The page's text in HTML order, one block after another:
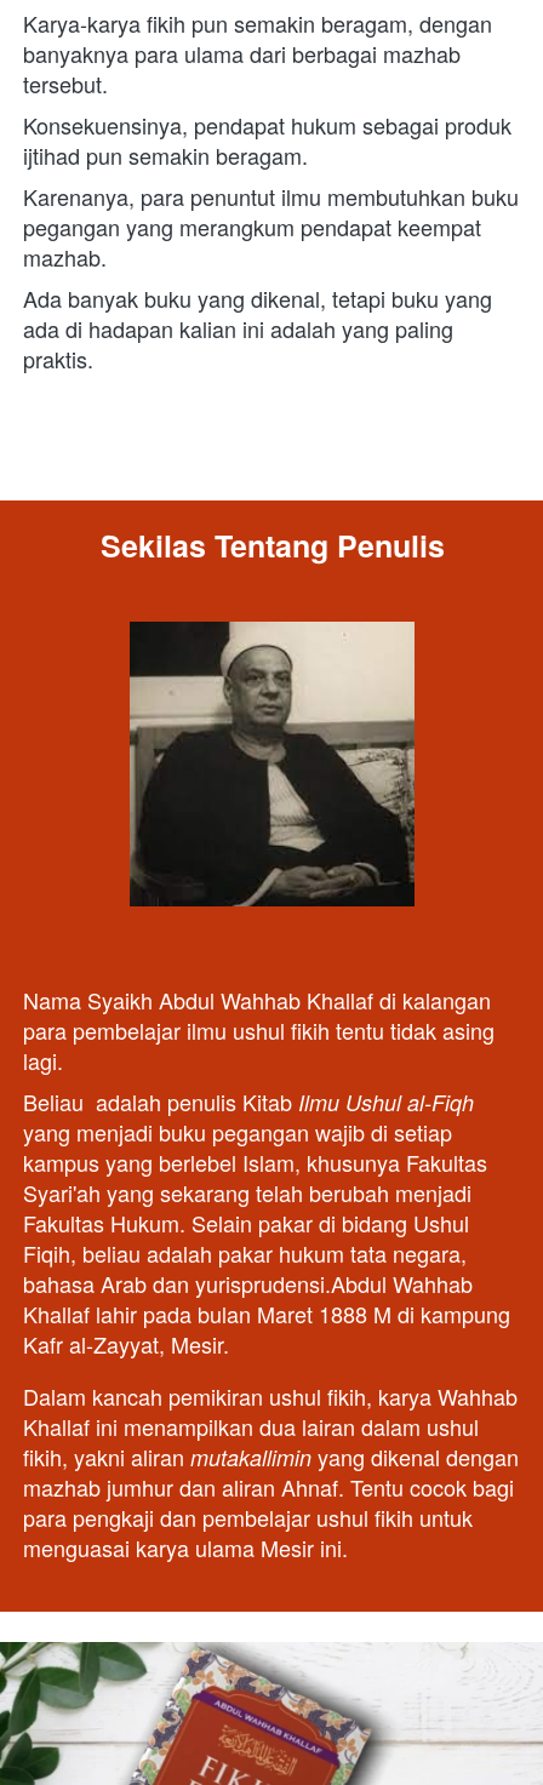
Karya-karya fikih pun semakin beragam, dengan
banyaknya para ulama dari berbagai mazhab
tersebut.
Konsekuensinya, pendapat hukum sebagai produk
ijtihad pun semakin beragam.
Karenanya, para penuntut ilmu membutuhkan buku
pegangan yang merangkum pendapat keempat
mazhab.
Ada banyak buku yang dikenal, tetapi buku yang
ada di hadapan kalian ini adalah yang paling
praktis.
Sekilas Tentang Penulis
Nama Syaikh Abdul Wahhab Khallaf di kalangan
para pembelajar ilmu ushul fikih tentu tidak asing
lagi.
Beliau adalah penulis Kitab Ilmu Ushul al-Fiqh
yang menjadi buku pegangan wajib di setiap
kampus yang berlebel Islam, khusunya Fakultas
Syari'ah yang sekarang telah berubah menjadi
Fakultas Hukum. Selain pakar di bidang Ushul
Fiqih, beliau adalah pakar hukum tata negara,
bahasa Arab dan yurisprudensi.Abdul Wahhab
Khallaf lahir pada bulan Maret 1888 M di kampung
Kafr al-Zayyat, Mesir.
Dalam kancah pemikiran ushul fikih, karya Wahhab
Khallaf ini menampilkan dua lairan dalam ushul
fikih, yakni aliran mutakallimin yang dikenal dengan
mazhab jumhur dan aliran Ahnaf. Tentu cocok bagi
para pengkaji dan pembelajar ushul fikih untuk
menguasai karya ulama Mesir ini.